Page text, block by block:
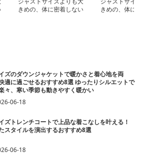
きめの、体に密着しない
きめの、体に
ズのダウンジャケットで暖かさと着心地を両
適に過ごせるおすすめ8選 ゆったりシルエットで
々、寒い季節も動きやすく暖かい
06-18
ズトレンチコートで上品な着こなしを叶える！
スタイルを演出するおすすめ8選
06-18